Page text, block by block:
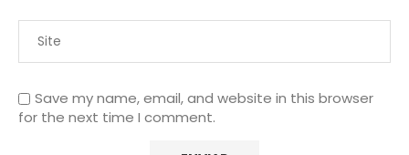
Save my name, email, and website in this browser
for the next time I comment.